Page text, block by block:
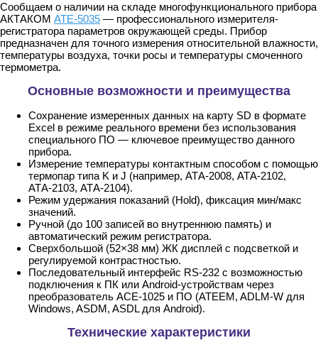
Сообщаем о наличии на складе многофункционального прибора
АКТАКОМ АТЕ-5035 — профессионального измерителя-
регистратора параметров окружающей среды. Прибор
предназначен для точного измерения относительной влажности,
температуры воздуха, точки росы и температуры смоченного
термометра.
Основные возможности и преимущества
Сохранение измеренных данных на карту SD в формате
Excel в режиме реального времени без использования
специального ПО — ключевое преимущество данного
прибора.
Измерение температуры контактным способом с помощью
термопар типа K и J (например, АТА-2008, АТА-2102,
АТА-2103, АТА-2104).
Режим удержания показаний (Hold), фиксация мин/макс
значений.
Ручной (до 100 записей во внутреннюю память) и
автоматический режим регистратора.
Сверхбольшой (52×38 мм) ЖК дисплей с подсветкой и
регулируемой контрастностью.
Последовательный интерфейс RS-232 с возможностью
подключения к ПК или Android-устройствам через
преобразователь АСЕ-1025 и ПО (ATEEM, ADLM-W для
Windows, ASDM, ASDL для Android).
Технические характеристики